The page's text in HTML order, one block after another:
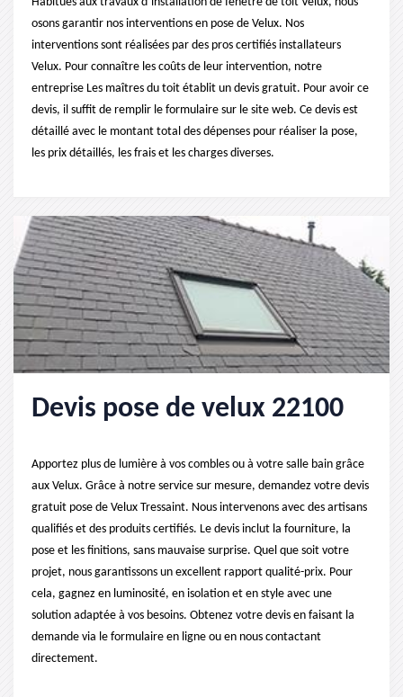
osons garantir nos interventions en pose de Velux. Nos
interventions sont réalisées par des pros certifiés installateurs
Velux. Pour connaître les coûts de leur intervention, notre
entreprise Les maîtres du toit établit un devis gratuit. Pour avoir ce
devis, il suffit de remplir le formulaire sur le site web. Ce devis est
détaillé avec le montant total des dépenses pour réaliser la pose,
les prix détaillés, les frais et les charges diverses.
Devis pose de velux 22100
Apportez plus de lumière à vos combles ou à votre salle bain grâce
aux Velux. Grâce à notre service sur mesure, demandez votre devis
gratuit pose de Velux Tressaint. Nous intervenons avec des artisans
qualifiés et des produits certifiés. Le devis inclut la fourniture, la
pose et les finitions, sans mauvaise surprise. Quel que soit votre
projet, nous garantissons un excellent rapport qualité-prix. Pour
cela, gagnez en luminosité, en isolation et en style avec une
solution adaptée à vos besoins. Obtenez votre devis en faisant la
demande via le formulaire en ligne ou en nous contactant
directement.